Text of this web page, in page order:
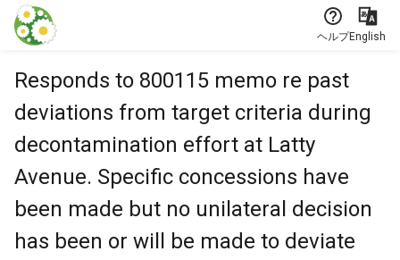
本文に飛ぶ
ヘルプEnglish
Responds to 800115 memo re past
deviations from target criteria during
decontamination effort at Latty
Avenue. Specific concessions have
been made but no unilateral decision
has been or will be made to deviate